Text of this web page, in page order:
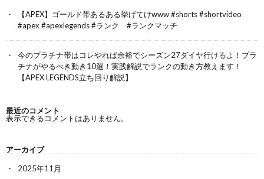
【APEX】ゴールド帯あるある挙げてけwww #shorts #shortvideo
#apex #apexlegends #ランク #ランクマッチ
今のプラチナ帯はコレやれば余裕でシーズン27ダイヤ行けるよ！プラ
チナがやるべき動き10選！実践解説でランクの動き方教えます！
【APEX LEGENDS立ち回り解説】
最近のコメント
表示できるコメントはありません。
アーカイブ
2025年11月